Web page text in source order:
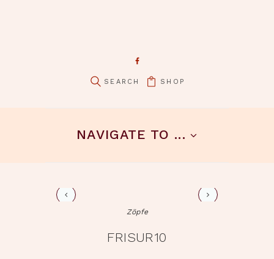
SHOP
NAVIGATE TO ...
frisur16
Zöpfe
FRISUR10